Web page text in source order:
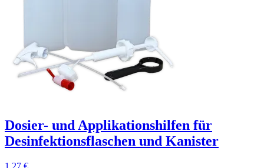
Dosier- und Applikationshilfen für
Desinfektionsflaschen und Kanister